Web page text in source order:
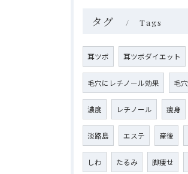
タグ Tags
耳ツボ 耳ツボダイエット
毛穴にレチノール効果 毛穴
濃度 レチノール 痩身
淡路島 エステ 産後
しわ たるみ 脚痩せ